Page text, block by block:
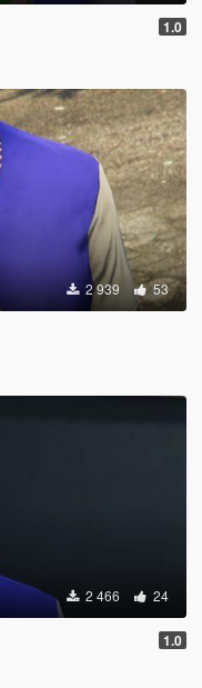
1.0
2 939 53
2 466 24
1.0